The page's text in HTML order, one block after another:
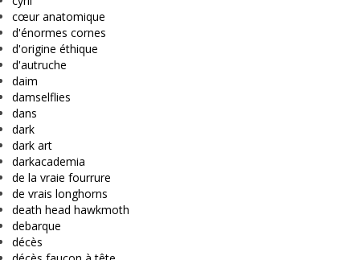
cœur anatomique
d'énormes cornes
d'origine éthique
d'autruche
daim
damselflies
dans
dark
dark art
darkacademia
de la vraie fourrure
de vrais longhorns
death head hawkmoth
debarque
décès